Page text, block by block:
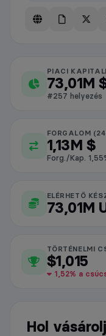
USDsui piaci
PIACI
73,01M
#257 helyezés
FORGALOM
1,13M $
Forg./Kap.
ELÉRHETŐ
73,01M
TÖRTÉNELMI
$1,015
1,52% a
Hol